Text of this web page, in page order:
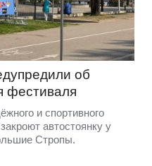
об
фестиваля
и спортивного
автостоянку у
Стропы.